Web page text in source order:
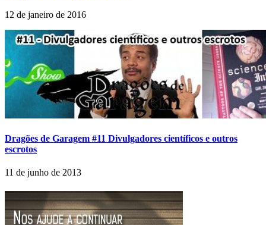
12 de janeiro de 2016
Dragões de Garagem #11 Divulgadores científicos e outros
escrotos
11 de junho de 2013